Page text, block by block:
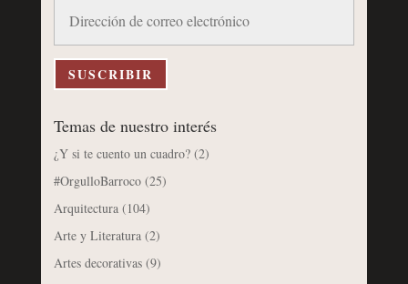
correo
electrónico
SUSCRIBIR
Temas de nuestro interés
¿Y si te cuento un cuadro?(2)
#OrgulloBarroco(25)
Arquitectura(104)
Arte y Literatura(2)
Artes decorativas(9)